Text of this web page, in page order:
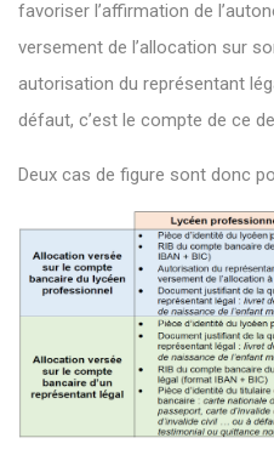
favoriser l’affirmation de
versement de l’allocation sur
autorisation du représentant
défaut, c’est le compte de ce
Deux cas de figure sont donc